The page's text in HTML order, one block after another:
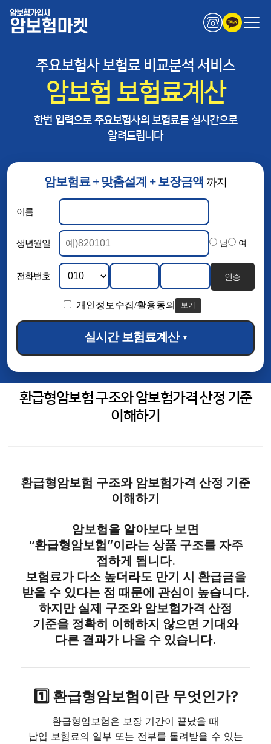
암보험가입시
암보험마켓
암보험료 + 맞춤설계 + 보장금액 까지
이름
생년월일 남 여
전화번호 인증
개인정보수집/활용동의 보기
실시간 보험료계산 ▼
주요보험사 보험료 비교분석 서비스
암보험 보험료계산
한번 입력으로 주요보험사의 보험료를 실시간으로
알려드립니다
환급형암보험 구조와 암보험가격 산정 기준
이해하기
환급형암보험 구조와 암보험가격 산정 기준
이해하기
암보험을 알아보다 보면
“환급형암보험”이라는 상품 구조를 자주
접하게 됩니다.
보험료가 다소 높더라도 만기 시 환급금을
받을 수 있다는 점 때문에 관심이 높습니다.
하지만 실제 구조와 암보험가격 산정
기준을 정확히 이해하지 않으면 기대와
다른 결과가 나올 수 있습니다.
1️⃣ 환급형암보험이란 무엇인가?
환급형암보험은 보장 기간이 끝났을 때
납입 보험료의 일부 또는 전부를 돌려받을 수 있는